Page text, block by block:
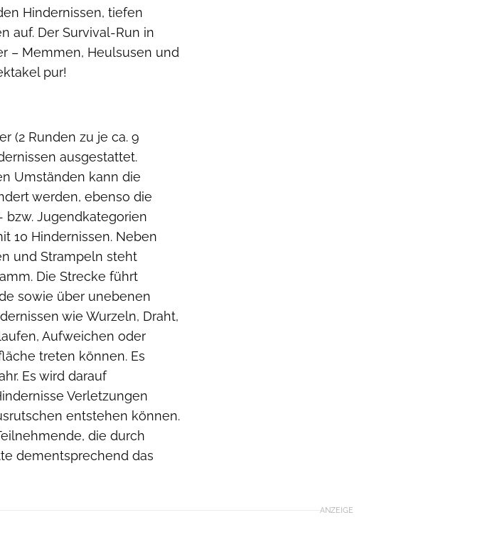
Hindernissen, tiefen
auf. Der Survival-Run in
– Memmen, Heulsusen und
pur!
(2 Runden zu je ca. 9
ausgestattet.
Umständen kann die
werden, ebenso die
bzw. Jugendkategorien
10 Hindernissen. Neben
und Strampeln steht
Die Strecke führt
sowie über unebenen
wie Wurzeln, Draht,
Aufweichen oder
treten können. Es
Es wird darauf
Verletzungen
entstehen können.
die durch
dementsprechend das
ANZEIGE